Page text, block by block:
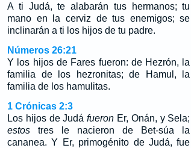
A ti Judá, te alabarán tus hermanos; tu
mano en la cerviz de tus enemigos; se
inclinarán a ti los hijos de tu padre.
Números 26:21
Y los hijos de Fares fueron: de Hezrón, la
familia de los hezronitas; de Hamul, la
familia de los hamulitas.
1 Crónicas 2:3
Los hijos de Judáfueron Er, Onán, y Sela;
estostres le nacieron de Bet-súa la
cananea. Y Er, primogénito de Judá, fue